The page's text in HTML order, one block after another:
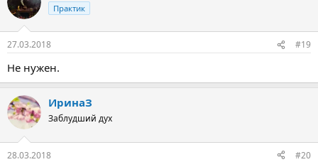
Практик
27.03.2018 #19
Не нужен.
ИринаЗ
Заблудший дух
28.03.2018 #20